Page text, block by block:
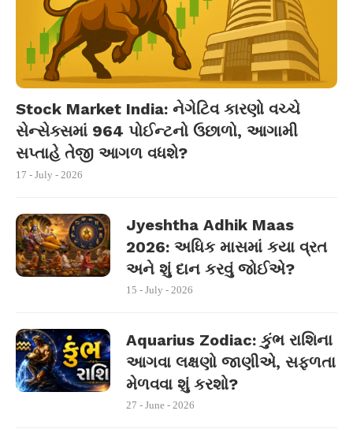
Stock Market India: નેગેટિવ કારણો વચ્ચે
સેન્સેક્સમાં 964 પોઈન્ટનો ઉછાળો, આગામી
સપ્તાહે તેજી આગળ વધશે?
17 - July - 2026
Jyeshtha Adhik Maas
2026: અધિક માસમાં કયા વ્રત
અને શું દાન કરવું જોઈએ?
15 - July - 2026
Aquarius Zodiac: કુંભ રાશિના
આગવા લક્ષણો જાણીએ, સફળતા
મેળવવા શું કરશો?
27 - June - 2026